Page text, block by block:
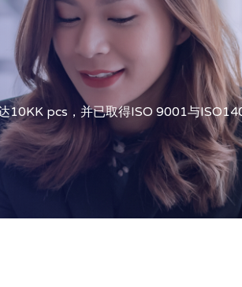
10KK pcs，并已取得ISO 9001与